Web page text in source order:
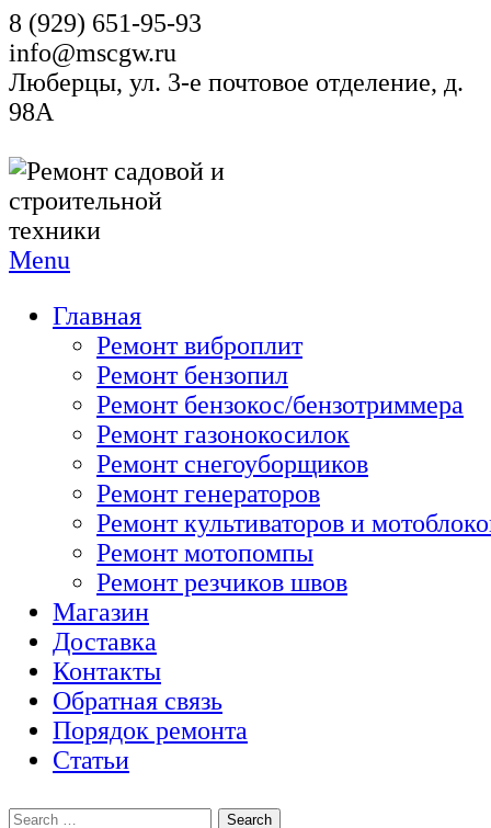
8 (929) 651-95-93
info@mscgw.ru
Люберцы, ул. 3-е почтовое отделение, д.
98А
Menu
Главная
Ремонт виброплит
Ремонт бензопил
Ремонт бензокос/бензотриммера
Ремонт газонокосилок
Ремонт снегоуборщиков
Ремонт генераторов
Ремонт культиваторов и
Ремонт мотопомпы
Ремонт резчиков швов
Магазин
Доставка
Контакты
Обратная связь
Порядок ремонта
Статьи